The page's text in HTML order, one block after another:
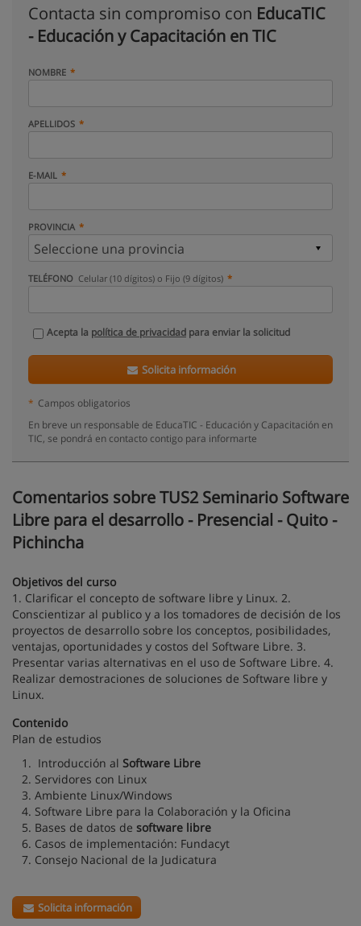
Contacta sin compromiso con EducaTIC
- Educación y Capacitación en TIC
NOMBRE
APELLIDOS
E-MAIL
PROVINCIA
TELÉFONO Celular (10 dígitos) o Fijo (9 dígitos)
Acepta la política de privacidad para enviar la solicitud
Solicita información
* Campos obligatorios
En breve un responsable de EducaTIC - Educación y Capacitación en
TIC, se pondrá en contacto contigo para informarte
Comentarios sobre TUS2 Seminario Software
Libre para el desarrollo - Presencial - Quito -
Pichincha
Objetivos del curso
1. Clarificar el concepto de software libre y Linux. 2.
Conscientizar al publico y a los tomadores de decisión de los
proyectos de desarrollo sobre los conceptos, posibilidades,
ventajas, oportunidades y costos del Software Libre. 3.
Presentar varias alternativas en el uso de Software Libre. 4.
Realizar demostraciones de soluciones de Software libre y
Linux.
Contenido
Plan de estudios
1. Introducción al Software Libre
2. Servidores con Linux
3. Ambiente Linux/Windows
4. Software Libre para la Colaboración y la Oficina
5. Bases de datos de software libre
6. Casos de implementación: Fundacyt
7. Consejo Nacional de la Judicatura
Solicita información